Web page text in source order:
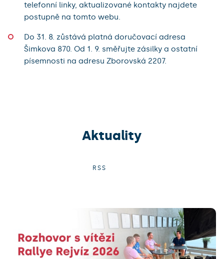
telefonní linky, aktualizované kontakty najdete
postupně na tomto webu.
Do 31. 8. zůstává platná doručovací adresa
Šimkova 870. Od 1. 9. směřujte zásilky a ostatní
písemnosti na adresu Zborovská 2207.
Aktuality
RSS